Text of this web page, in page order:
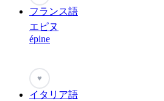
フランス語
エピヌ
épine
♥
イタリア語